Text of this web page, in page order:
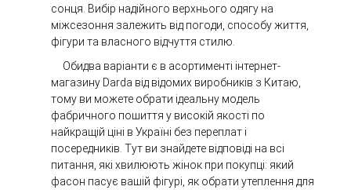
сонця. Вибір надійного верхнього одягу на
міжсезоння залежить від погоди, способу життя,
фігури та власного відчуття стилю.
Обидва варіанти є в асортименті інтернет-
магазину Darda від відомих виробників з Китаю,
тому ви можете обрати ідеальну модель
фабричного пошиття у високій якості по
найкращій ціні в Україні без переплат і
посередників. Тут ви знайдете відповіді на всі
питання, які хвилюють жінок при покупці: який
фасон пасує вашій фігурі, як обрати утеплення для